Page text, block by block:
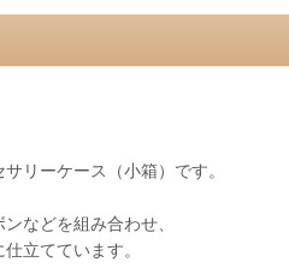
リーケース（小箱）です。
などを組み合わせ、
立てています。